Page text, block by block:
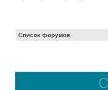
Список форумов